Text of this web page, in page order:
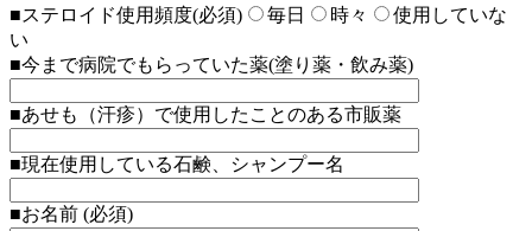
■ステロイド使用頻度(必須)
毎日 時々
使用していな
い
■今まで病院でもらっていた薬(塗り薬・飲み薬)
■あせも（汗疹）で使用したことのある市販薬
■現在使用している石鹸、シャンプー名
■お名前 (必須)